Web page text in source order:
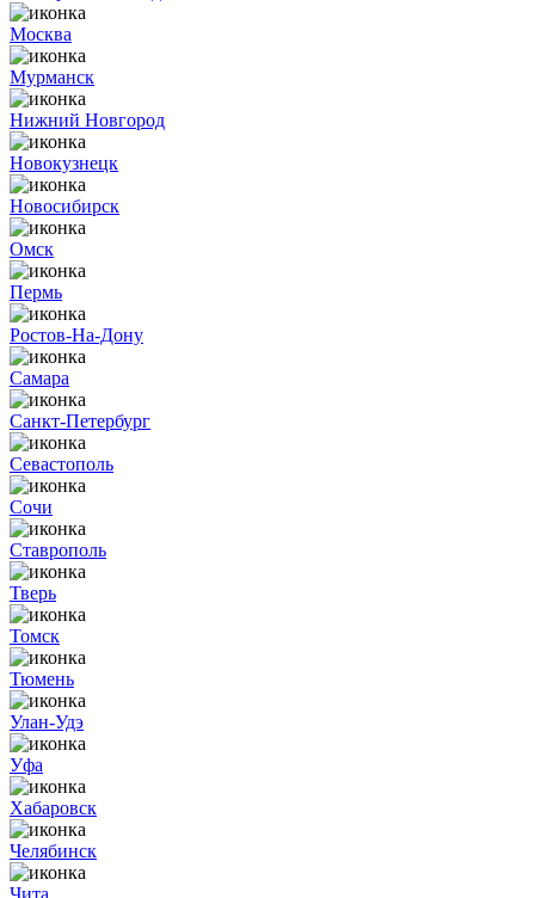
Москва
Мурманск
Нижний Новгород
Новокузнецк
Новосибирск
Омск
Пермь
Ростов-На-Дону
Самара
Санкт-Петербург
Севастополь
Сочи
Ставрополь
Тверь
Томск
Тюмень
Улан-Удэ
Уфа
Хабаровск
Челябинск
Чита